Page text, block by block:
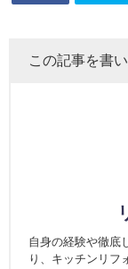
この記事を書
自身の経験や徹底
り、キッチンリフ